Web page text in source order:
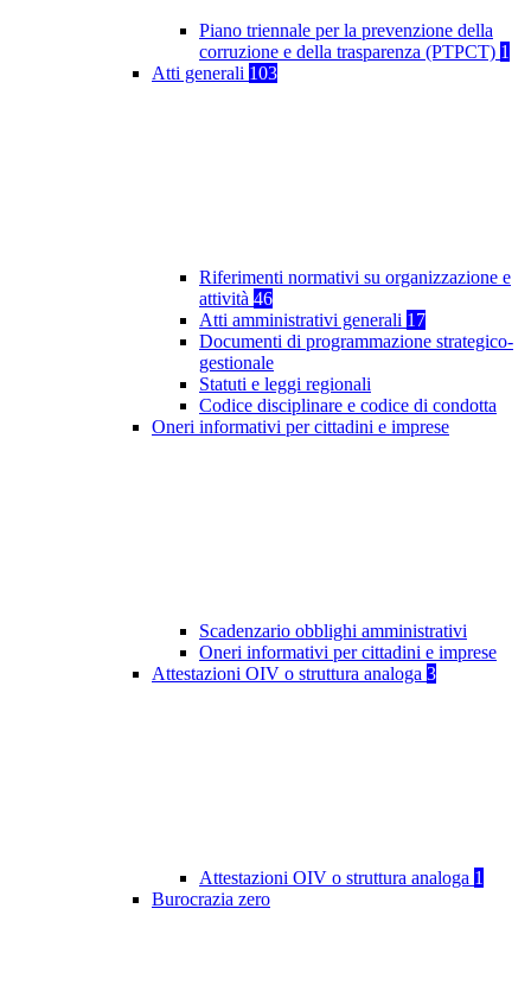
Piano triennale per la prevenzione della
corruzione e della trasparenza (PTPCT) 1
Atti generali 103
Riferimenti normativi su organizzazione e
attività 46
Atti amministrativi generali 17
Documenti di programmazione strategico-
gestionale
Statuti e leggi regionali
Codice disciplinare e codice di condotta
Oneri informativi per cittadini e imprese
Scadenzario obblighi amministrativi
Oneri informativi per cittadini e imprese
Attestazioni OIV o struttura analoga 3
Attestazioni OIV o struttura analoga 1
Burocrazia zero